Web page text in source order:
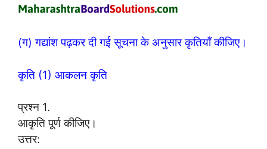
(ग) गद्यांश पढ़कर दी गई सूचना के अनुसार कृतियाँ कीजिए।
कृति (1) आकलन कृति
प्रश्न 1.
आकृति पूर्ण कीजिए।
उत्तर: